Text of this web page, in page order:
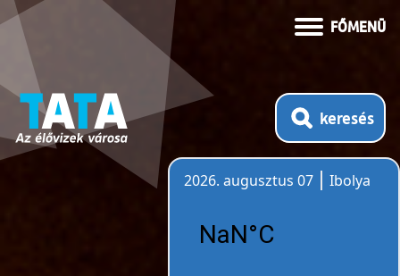
FŐMENÜ
keresés
2026. augusztus 07
Ibolya